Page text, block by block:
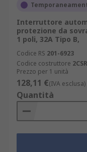
Interruttore
protezione da
1 poli, 32A Tipo B,
Codice RS 201-6923
Codice costruttore
Prezzo per 1 unità
128,11 €(IVA esclusa)
Quantità